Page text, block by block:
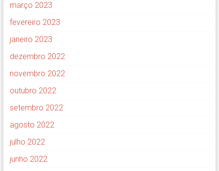
março 2023
fevereiro 2023
janeiro 2023
dezembro 2022
novembro 2022
outubro 2022
setembro 2022
agosto 2022
julho 2022
junho 2022